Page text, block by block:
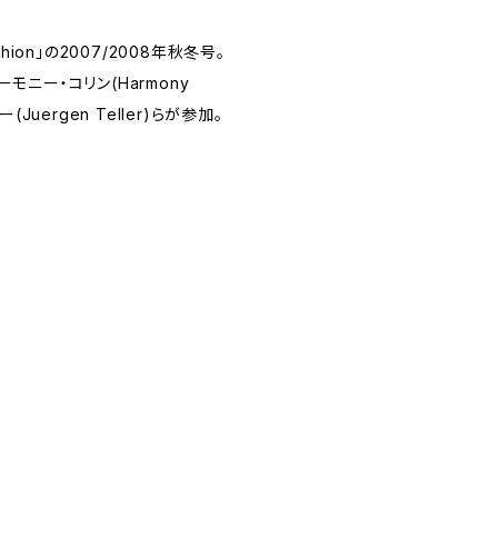
」の2007/2008年秋冬号。
モニー・コリン(Harmony
ー(Juergen Teller)らが参加。